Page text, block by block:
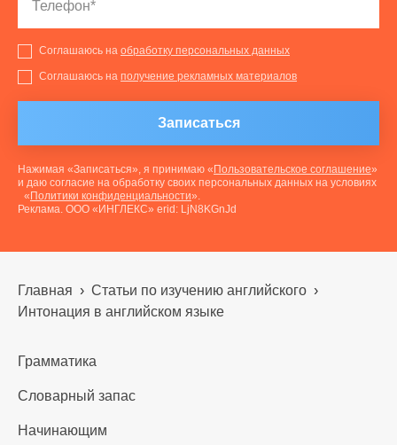
Соглашаюсь на обработку персональных данных
Соглашаюсь на получение рекламных материалов
Записаться
Нажимая «Записаться», я принимаю « Пользовательское соглашение»
и даю согласие на обработку своих персональных данных на условиях
« Политики конфиденциальности».
Реклама. ООО «ИНГЛЕКС» erid: LjN8KGnJd
Главная › Статьи по изучению английского ›
Интонация в английском языке
Грамматика
Словарный запас
Начинающим